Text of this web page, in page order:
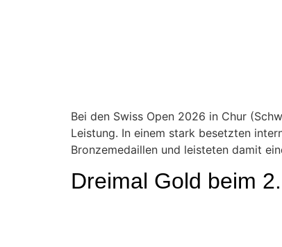
Bei den Swiss Open 2026 in Chur
Leistung. In einem stark besetzten
Bronzemedaillen und leisteten damit
Dreimal Gold beim